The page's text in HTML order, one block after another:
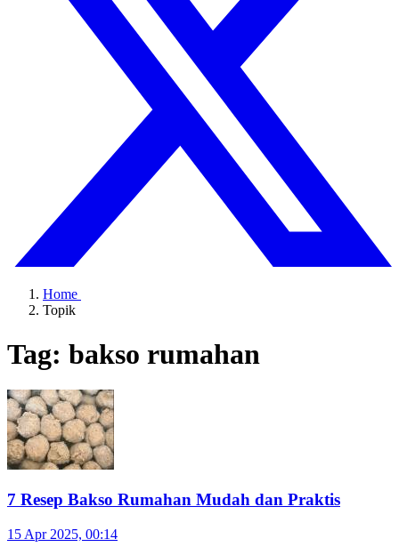
Home
Topik
Tag: bakso rumahan
7 Resep Bakso Rumahan Mudah dan Praktis
15 Apr 2025, 00:14